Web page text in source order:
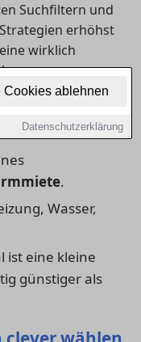
Cookies ablehnen
Datenschutzerklärung
Suchfiltern und
erhöhst
wirklich
.
Wasser,
ist eine kleine
günstiger als